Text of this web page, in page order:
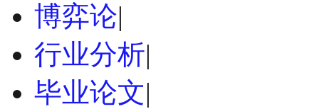
博弈论|
行业分析|
毕业论文|